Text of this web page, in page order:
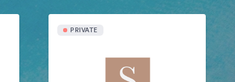
PRIVATE